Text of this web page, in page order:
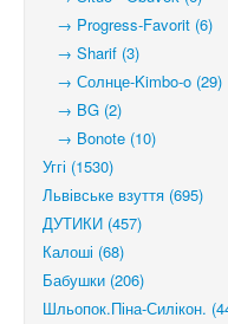
→ Progress-Favorit (6)
→ Sharif (3)
→ Солнце-Kimbo-o (29)
→ BG (2)
→ Bonote (10)
Уггі (1530)
Львівське взуття (695)
ДУТИКИ (457)
Калоші (68)
Бабушки (206)
Шльопок.Піна-Силікон.